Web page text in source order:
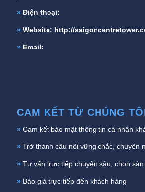
» Điện thoại:
» Website: http://
» Email:
CAM KẾT TỪ CHÚNG
» Cam kết bảo mật thông tin cá nhân
» Trở thành cầu nối vững chắc, chuyên
» Tư vấn trực tiếp chuyên sâu, chọn
» Báo giá trực tiếp đến khách hàng